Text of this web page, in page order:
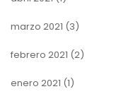
marzo 2021 (3)
febrero 2021 (2)
enero 2021 (1)